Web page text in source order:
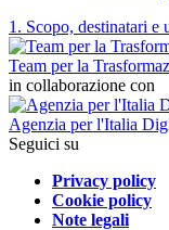
1. Scopo, destinatari e
Team per la
in collaborazione con
Agenzia per l'Italia
Seguici su
Privacy policy
Cookie policy
Note legali